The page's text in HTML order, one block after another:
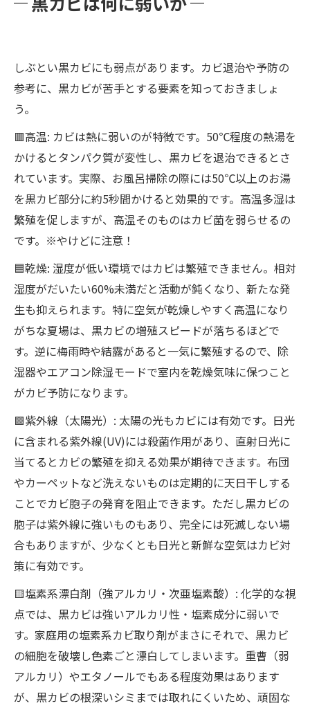
しぶとい黒カビにも弱点があります。カビ退治や予防の
参考に、黒カビが苦手とする要素を知っておきましょ
う。
🟥高温: カビは熱に弱いのが特徴です。50℃程度の熱湯を
かけるとタンパク質が変性し、黒カビを退治できるとさ
れています。実際、お風呂掃除の際には50℃以上のお湯
を黒カビ部分に約5秒間かけると効果的です。高温多湿は
繁殖を促しますが、高温そのものはカビ菌を弱らせるの
です。※やけどに注意！
🟦乾燥: 湿度が低い環境ではカビは繁殖できません。相対
湿度がだいたい60%未満だと活動が鈍くなり、新たな発
生も抑えられます。特に空気が乾燥しやすく高温になり
がちな夏場は、黒カビの増殖スピードが落ちるほどで
す。逆に梅雨時や結露があると一気に繁殖するので、除
湿器やエアコン除湿モードで室内を乾燥気味に保つこと
がカビ予防になります。
🟩紫外線（太陽光）: 太陽の光もカビには有効です。日光
に含まれる紫外線(UV)には殺菌作用があり、直射日光に
当てるとカビの繁殖を抑える効果が期待できます。布団
やカーペットなど洗えないものは定期的に天日干しする
ことでカビ胞子の発育を阻止できます。ただし黒カビの
胞子は紫外線に強いものもあり、完全には死滅しない場
合もありますが、少なくとも日光と新鮮な空気はカビ対
策に有効です。
🟨塩素系漂白剤（強アルカリ・次亜塩素酸）: 化学的な視
点では、黒カビは強いアルカリ性・塩素成分に弱いで
す。家庭用の塩素系カビ取り剤がまさにそれで、黒カビ
の細胞を破壊し色素ごと漂白してしまいます。重曹（弱
アルカリ）やエタノールでもある程度効果はあります
が、黒カビの根深いシミまでは取れにくいため、頑固な